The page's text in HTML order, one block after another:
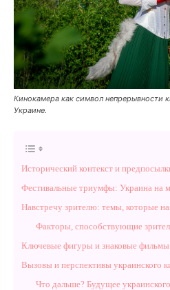
Кинокамера как символ непрерывности
Украине.
Исторический контекст и
Фестивальные триумфы: Украина на
Навстречу зрителю: темы, которые
Факторы, способствующие
Ключевые фигуры и знаковые
Вызовы и перспективы украинского
Что дальше? Будущее